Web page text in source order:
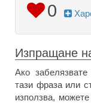
0
Изпращане
Ако забелязвате
тази фраза или
използва,